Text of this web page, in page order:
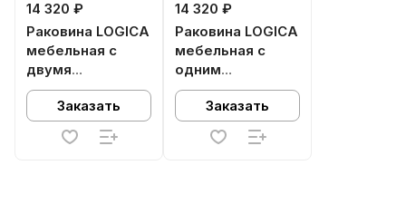
14 320 ₽
Раковина LOGICA
мебельная с
двумя
отверстиями 60,
белая глянцевая
Заказать
14 320 ₽
Раковина LOGICA
мебельная с
одним
отверстием 60,
белая глянцевая
Заказать